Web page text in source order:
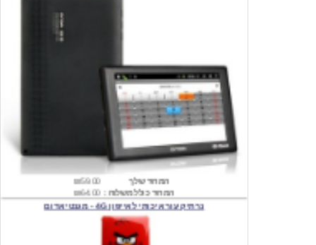
₪59.00
המחיר שלך
המחיר כולל משלוח :
נרתיק עור איכותי לאייפון 4G - מגנטי אדום